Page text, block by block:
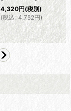
4,320円(税別)
(税込: 4,752円)